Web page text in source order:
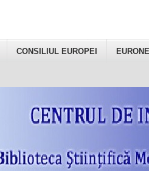
CONSILIUL EUROPEI